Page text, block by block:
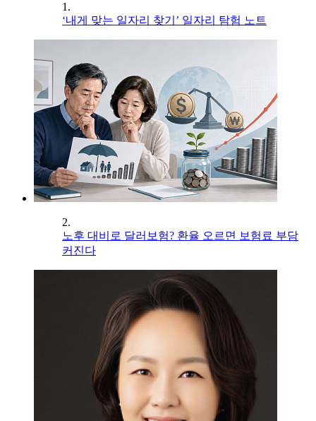
1.
‘내게 맞는 일자리 찾기’ 일자리 탐험 노트
2.
노후 대비로 달러보험? 환율 오르면 보험료 부담
커진다